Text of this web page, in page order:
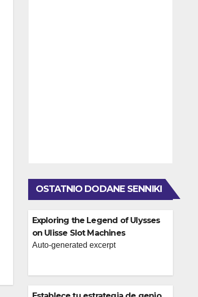
OSTATNIO DODANE SENNIKI
Exploring the Legend of Ulysses
on Ulisse Slot Machines
Auto-generated excerpt